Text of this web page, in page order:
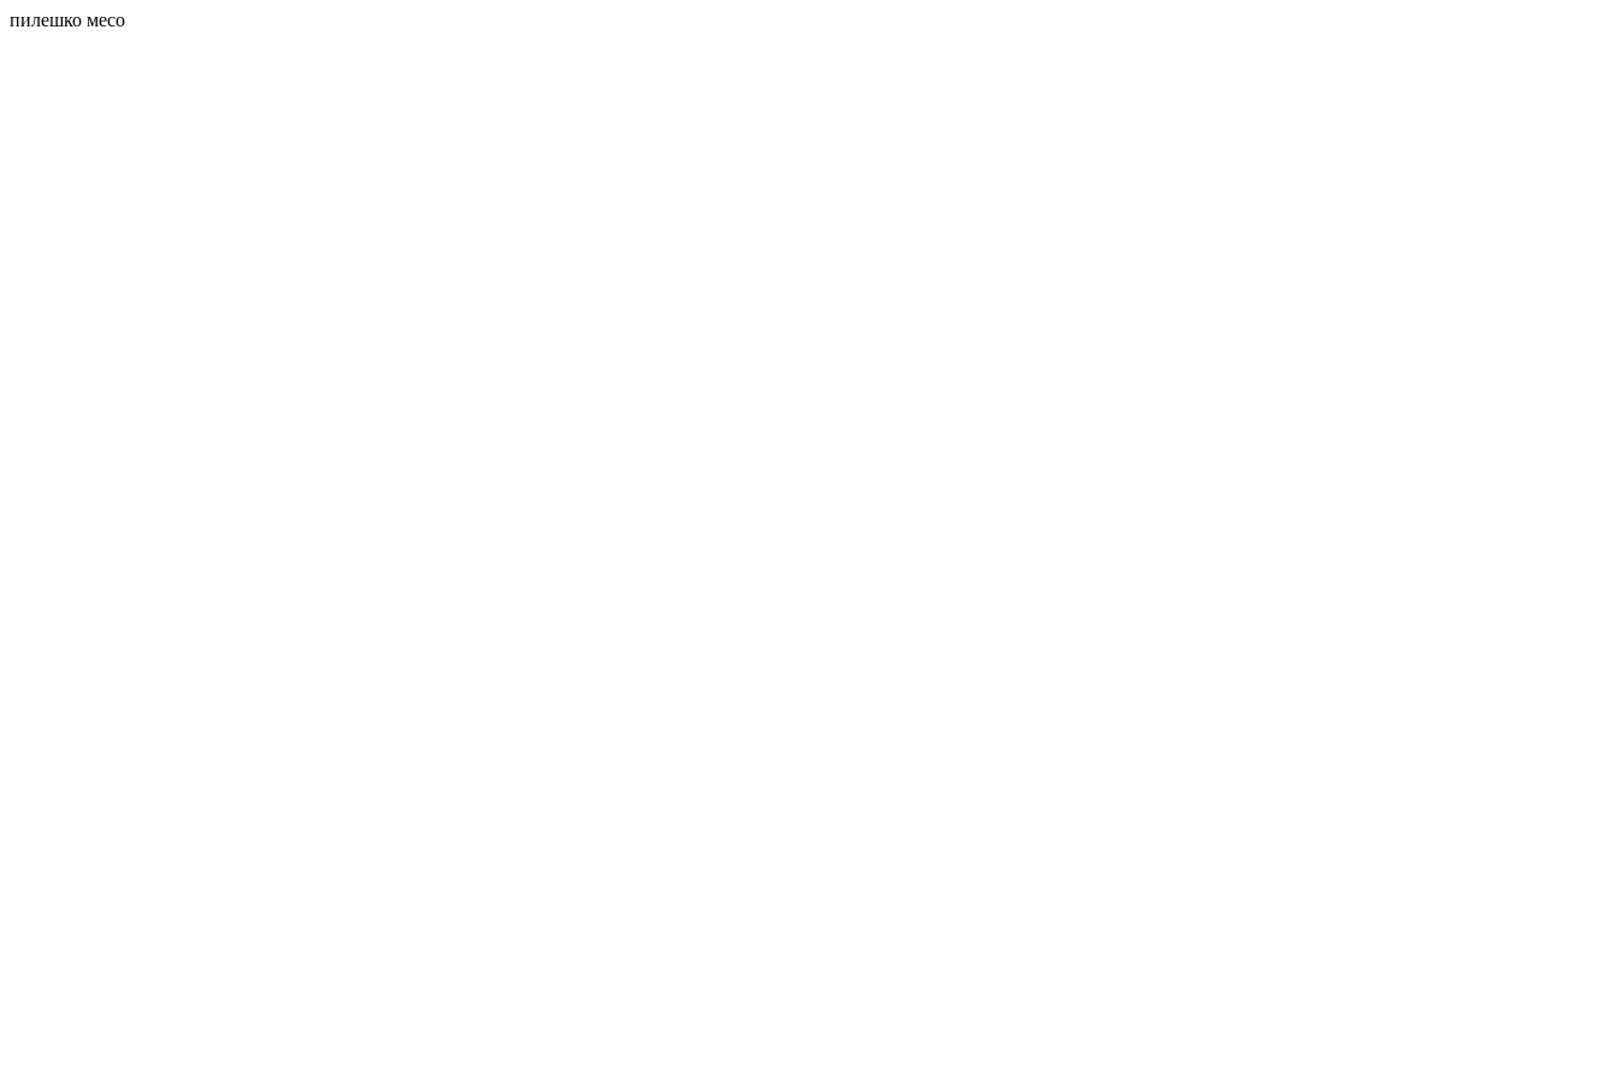
пилешко месо